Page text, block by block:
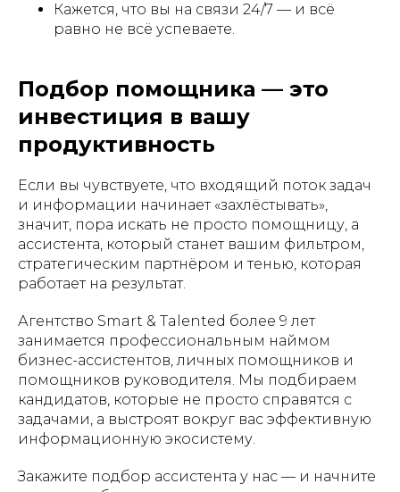
Кажется, что вы на связи 24/7 — и всё
равно не всё успеваете.
Подбор помощника — это
инвестиция в вашу
продуктивность
Если вы чувствуете, что входящий поток задач
и информации начинает «захлёстывать»,
значит, пора искать не просто помощницу, а
ассистента, который станет вашим фильтром,
стратегическим партнёром и тенью, которая
работает на результат.
Агентство Smart & Talented более 9 лет
занимается профессиональным наймом
бизнес-ассистентов, личных помощников и
помощников руководителя. Мы подбираем
кандидатов, которые не просто справятся с
задачами, а выстроят вокруг вас эффективную
информационную экосистему.
Закажите подбор ассистента у нас — и начните